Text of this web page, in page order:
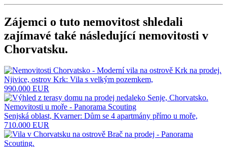
Zájemci o tuto nemovitost shledali
zajímavé také následující nemovitosti v
Chorvatsku.
Njivice, ostrov Krk: Vila s velkým pozemkem,
990.000 EUR
Senjská oblast, Kvarner: Dům se 4 apartmány přímo u moře,
710.000 EUR